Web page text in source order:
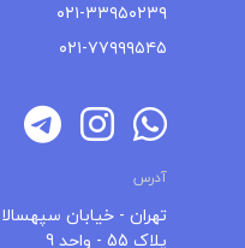
۰۲۱-۳۳۹۵۰۲۳۹
۰۲۱-۷۷۹۹۹۵۴۵
آدرس
تهران - خیابان
پلاک 55 - واحد 9